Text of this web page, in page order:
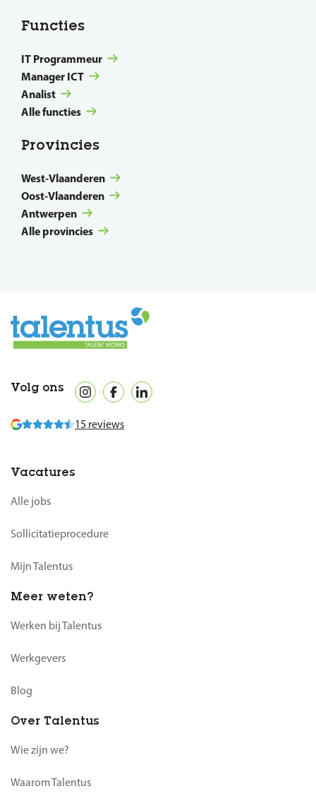
Functies
IT Programmeur
Manager ICT
Analist
Alle functies
Provincies
West-Vlaanderen
Oost-Vlaanderen
Antwerpen
Alle provincies
Volg ons
15 reviews
Vacatures
Alle jobs
Sollicitatieprocedure
Mijn Talentus
Meer weten?
Werken bij Talentus
Werkgevers
Blog
Over Talentus
Wie zijn we?
Waarom Talentus